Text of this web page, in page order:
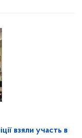
взяли участь в